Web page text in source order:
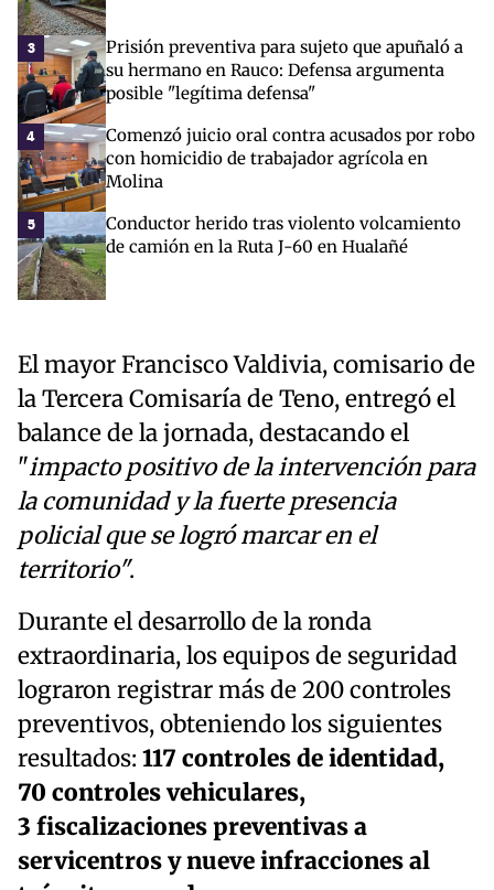
3
Prisión preventiva para sujeto que apuñaló a
su hermano en Rauco: Defensa argumenta
posible "legítima defensa"
4
Comenzó juicio oral contra acusados por robo
con homicidio de trabajador agrícola en
Molina
5
Conductor herido tras violento volcamiento
de camión en la Ruta J-60 en Hualañé
El mayor Francisco Valdivia, comisario de
la Tercera Comisaría de Teno, entregó el
balance de la jornada, destacando el
"impacto positivo de la intervención para
la comunidad y la fuerte presencia
policial que se logró marcar en el
territorio".
Durante el desarrollo de la ronda
extraordinaria, los equipos de seguridad
lograron registrar más de 200 controles
preventivos, obteniendo los siguientes
resultados: 117 controles de identidad,
70 controles vehiculares,
3 fiscalizaciones preventivas a
servicentros y nueve infracciones al